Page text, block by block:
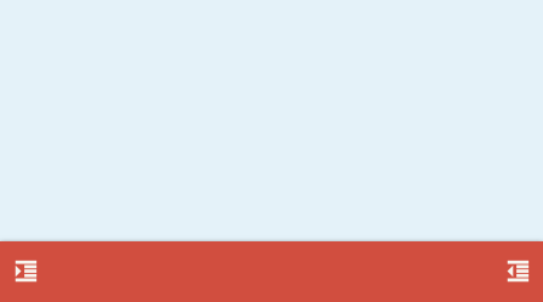
format_indent_increase format_indent_decrease